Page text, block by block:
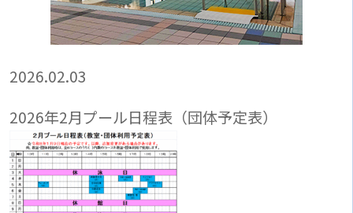
2026.02.03
2026年2月プール日程表（団体予定表）